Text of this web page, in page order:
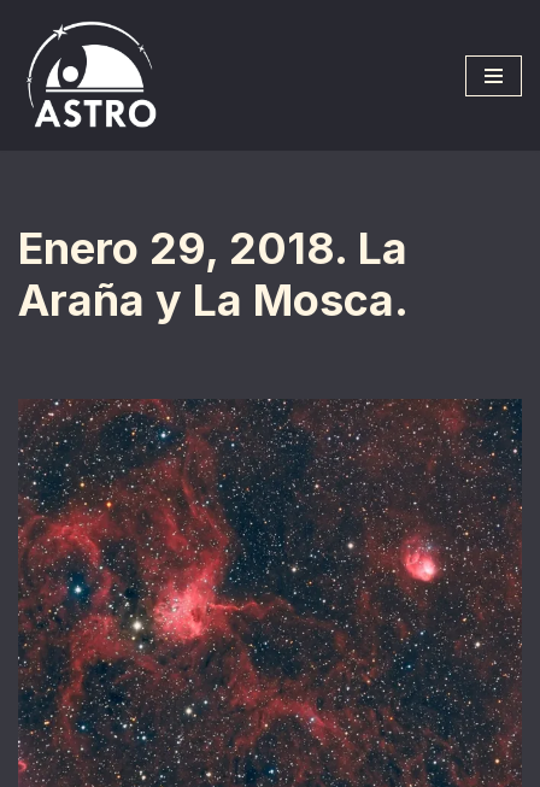
Saltar
al
contenido
Enero 29, 2018. La
Araña y La Mosca.